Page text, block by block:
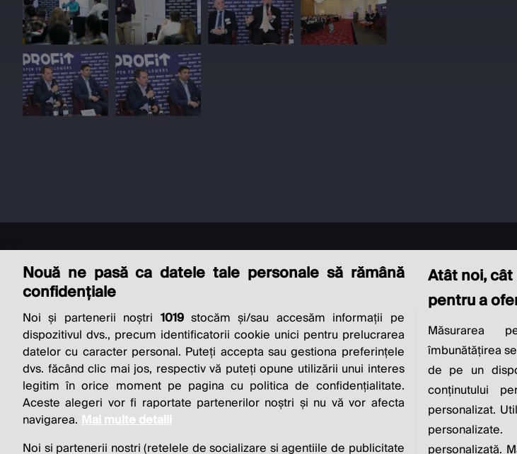
THE SOCIAL
BUSINESS IS TO
Milton
Nouă ne pasă ca datele tale personale să rămână
confidențiale
Noi și partenerii noștri 1019stocăm și/sau accesăm informații pe
dispozitivul dvs., precum identificatorii cookie unici pentru prelucrarea
datelor cu caracter personal. Puteți accepta sau gestiona preferințele
dvs. făcând clic mai jos, respectiv vă puteți opune utilizării unui interes
legitim în orice moment pe pagina cu politica de confidențialitate.
Aceste alegeri vor fi raportate partenerilor noștri și nu vă vor afecta
navigarea. Mai multe detalii
Noi si partenerii nostri (retelele de socializare si agentiile de publicitate
Atât noi,
pentru a
Măsurarea
îmbunătățirea
de pe un
conținutului
personalizat.
personalizată.